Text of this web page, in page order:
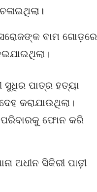
ବାମ ଗୋଡ଼ରେ
ସୁଧିର ପାତ୍ର ହତ୍ୟା
କରାଯାଉଥିଲା।
ଫୋନ କରି
ଅଧୀନ ସିକିରୀ ପାଢ଼ୀ